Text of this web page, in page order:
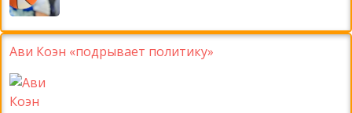
Ави Коэн «подрывает политику»